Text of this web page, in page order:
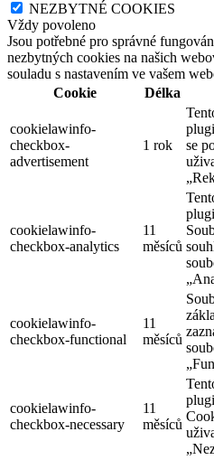
NEZBYTNÉ COOKIES
Vždy povoleno
Jsou potřebné pro správné
nezbytných cookies na našich
souladu s nastavením ve vašem
Cookie
Délka
cookielawinfo-
checkbox-
advertisement
1 rok
se
cookielawinfo-
checkbox-analytics
11
měsíců
cookielawinfo-
checkbox-functional
11
měsíců
cookielawinfo-
checkbox-necessary
11
měsíců